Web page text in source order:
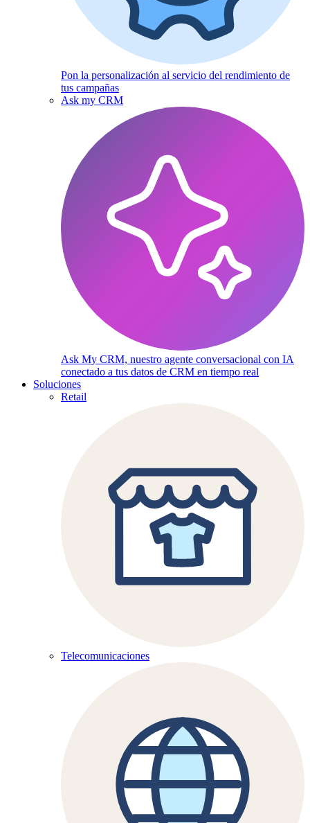
Pon la personalización al servicio del rendimiento de
tus campañas
Ask my CRM
Ask My CRM, nuestro agente conversacional con IA
conectado a tus datos de CRM en tiempo real
Soluciones
Retail
Telecomunicaciones